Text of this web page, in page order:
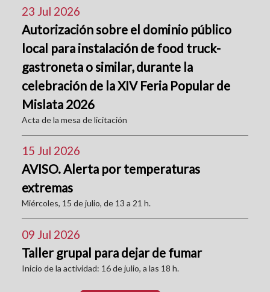
23 Jul 2026
Autorización sobre el dominio público
local para instalación de food truck-
gastroneta o similar, durante la
celebración de la XIV Feria Popular de
Mislata 2026
Acta de la mesa de licitación
15 Jul 2026
AVISO. Alerta por temperaturas
extremas
Miércoles, 15 de julio, de 13 a 21 h.
09 Jul 2026
Taller grupal para dejar de fumar
Inicio de la actividad: 16 de julio, a las 18 h.